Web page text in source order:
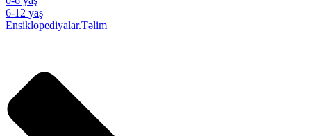
6-12 yaş
Ensiklopediyalar.Təlim